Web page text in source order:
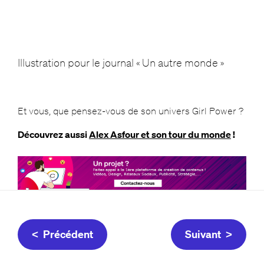
Illustration pour le journal « Un autre monde »
Et vous, que pensez-vous de son univers Girl Power ?
Découvrez aussiAlex Asfour et son tour du monde!
< Précédent Suivant >